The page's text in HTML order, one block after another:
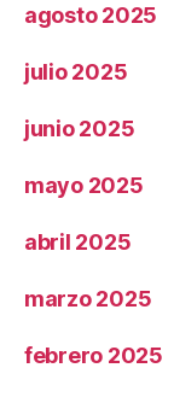
agosto 2025
julio 2025
junio 2025
mayo 2025
abril 2025
marzo 2025
febrero 2025